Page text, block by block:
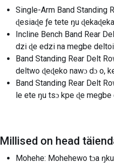
Single-Arm Band Standing
ɖesiaɖe ƒe tete ŋu
Incline Bench Band Rear
dzi ɖe edzi na megbe
Band Standing Rear Delt
deltwo ɖeɖeko nawɔ dɔ o,
Band Standing Rear Delt
le ete ŋu tsɔ kpe ɖe
Millised on head
Mohehe: Mohehewo tɔa